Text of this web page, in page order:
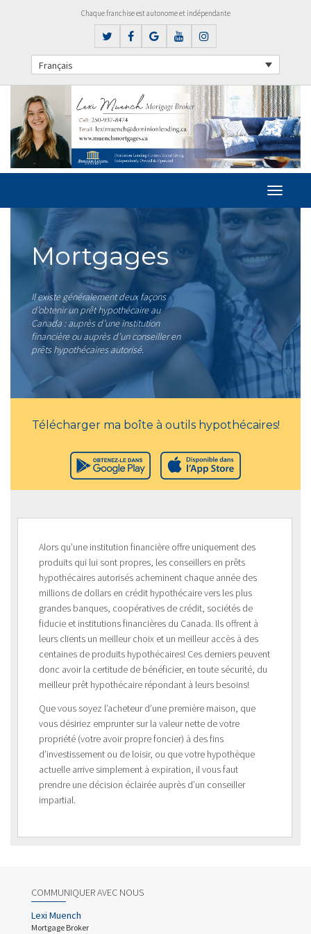
Chaque franchise est autonome et indépendante
Français
Mortgages
Il existe généralement deux façons
d’obtenir un prêt hypothécaire au
Canada : auprès d’une institution
financière ou auprès d’un conseiller en
prêts hypothécaires autorisé.
Télécharger ma boîte à outils hypothécaires!
Alors qu’une institution financière offre uniquement des
produits qui lui sont propres, les conseillers en prêts
hypothécaires autorisés acheminent chaque année des
millions de dollars en crédit hypothécaire vers les plus
grandes banques, coopératives de crédit, sociétés de
fiducie et institutions financières du Canada. Ils offrent à
leurs clients un meilleur choix et un meilleur accès à des
centaines de produits hypothécaires! Ces derniers peuvent
donc avoir la certitude de bénéficier, en toute sécurité, du
meilleur prêt hypothécaire répondant à leurs besoins!
Que vous soyez l’acheteur d’une première maison, que
vous désiriez emprunter sur la valeur nette de votre
propriété (votre avoir propre foncier) à des fins
d’investissement ou de loisir, ou que votre hypothèque
actuelle arrive simplement à expiration, il vous faut
prendre une décision éclairée auprès d’un conseiller
impartial.
COMMUNIQUER AVEC NOUS
Lexi Muench
Mortgage Broker